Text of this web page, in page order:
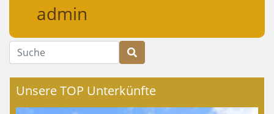
admin
Suche
Unsere TOP Unterkünfte